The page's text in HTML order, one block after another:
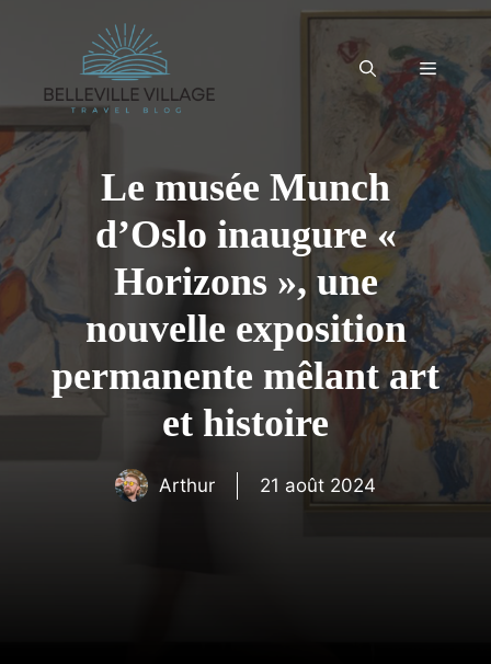
Menu
Le musée Munch
d’Oslo inaugure «
Horizons », une
nouvelle exposition
permanente mêlant art
et histoire
Arthur 21 août 2024